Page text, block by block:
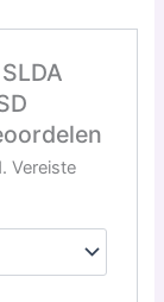
Vereiste